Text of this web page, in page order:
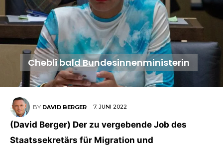
Chebli bald Bundesinnenministerin
BY DAVID BERGER 7. JUNI 2022
(David Berger) Der zu vergebende Job des
Staatssekretärs für Migration und